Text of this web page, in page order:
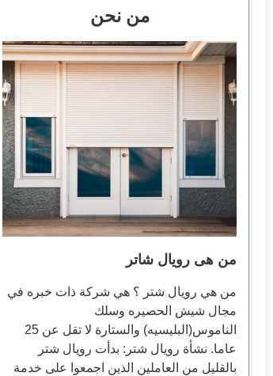
من نحن
من هى رويال شاتر
من هي رويال شتر ؟ هي شركة ذات خبره في
مجال شيش الحصيره وسلك
الناموس(البليسيه) والستارة لا تقل عن 25
عاما. نشأة رويال شتر: بدأت رويال شتر
بالقليل من العاملين الذين اجمعوا على خدمة